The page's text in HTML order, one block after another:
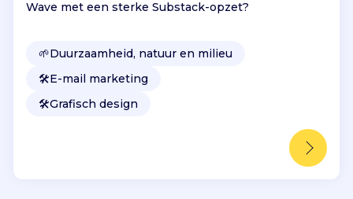
Wave met een sterke Substack-opzet?
🌱Duurzaamheid, natuur en milieu
🛠️E-mail marketing
🛠️Grafisch design